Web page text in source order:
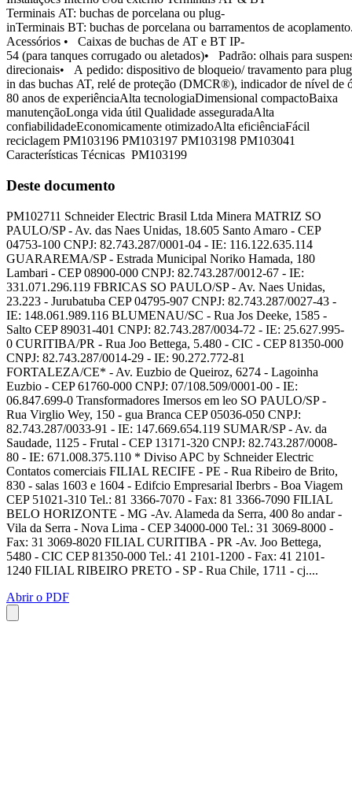
Terminais AT: buchas de porcelana ou plug-
inTerminais BT: buchas de porcelana ou barramentos de
Acessórios • Caixas de buchas de AT e BT IP-
54 (para tanques corrugado ou aletados)• Padrão: olhais para
direcionais• A pedido: dispositivo de bloqueio/ travamento para
in das buchas AT, relé de proteção (DMCR®), indicador de nível de
80 anos de experiênciaAlta tecnologiaDimensional compactoBaixa
manutençãoLonga vida útil Qualidade asseguradaAlta
confiabilidadeEconomicamente otimizadoAlta eficiênciaFácil
reciclagem PM103196 PM103197 PM103198 PM103041
Características Técnicas PM103199
Deste documento
PM102711 Schneider Electric Brasil Ltda Minera MATRIZ SO
PAULO/SP - Av. das Naes Unidas, 18.605 Santo Amaro - CEP
04753-100 CNPJ: 82.743.287/0001-04 - IE: 116.122.635.114
GUARAREMA/SP - Estrada Municipal Noriko Hamada, 180
Lambari - CEP 08900-000 CNPJ: 82.743.287/0012-67 - IE:
331.071.296.119 FBRICAS SO PAULO/SP - Av. Naes Unidas,
23.223 - Jurubatuba CEP 04795-907 CNPJ: 82.743.287/0027-43 -
IE: 148.061.989.116 BLUMENAU/SC - Rua Jos Deeke, 1585 -
Salto CEP 89031-401 CNPJ: 82.743.287/0034-72 - IE: 25.627.995-
0 CURITIBA/PR - Rua Joo Bettega, 5.480 - CIC - CEP 81350-000
CNPJ: 82.743.287/0014-29 - IE: 90.272.772-81
FORTALEZA/CE* - Av. Euzbio de Queiroz, 6274 - Lagoinha
Euzbio - CEP 61760-000 CNPJ: 07/108.509/0001-00 - IE:
06.847.699-0 Transformadores Imersos em leo SO PAULO/SP -
Rua Virglio Wey, 150 - gua Branca CEP 05036-050 CNPJ:
82.743.287/0033-91 - IE: 147.669.654.119 SUMAR/SP - Av. da
Saudade, 1125 - Frutal - CEP 13171-320 CNPJ: 82.743.287/0008-
80 - IE: 671.008.375.110 * Diviso APC by Schneider Electric
Contatos comerciais FILIAL RECIFE - PE - Rua Ribeiro de Brito,
830 - salas 1603 e 1604 - Edifcio Empresarial Iberbrs - Boa Viagem
CEP 51021-310 Tel.: 81 3366-7070 - Fax: 81 3366-7090 FILIAL
BELO HORIZONTE - MG -Av. Alameda da Serra, 400 8o andar -
Vila da Serra - Nova Lima - CEP 34000-000 Tel.: 31 3069-8000 -
Fax: 31 3069-8020 FILIAL CURITIBA - PR -Av. Joo Bettega,
5480 - CIC CEP 81350-000 Tel.: 41 2101-1200 - Fax: 41 2101-
1240 FILIAL RIBEIRO PRETO - SP - Rua Chile, 1711 - cj....
Abrir o PDF